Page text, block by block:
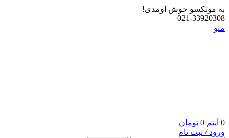
به موتکسو خوش اومدی!
021-33920308
منو
0 آیتم 0 تومان
ورود / ثبت نام